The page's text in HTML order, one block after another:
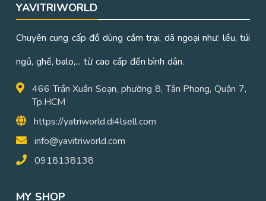
YAVITRIWORLD
Chuyên cung cấp đồ dùng cắm trại, dã ngoại như: lều, túi
ngủ, ghế, balo,... từ cao cấp đến bình dân.
466 Trần Xuân Soạn, phường 8, Tân Phong, Quận 7,
Tp.HCM
https://yatriworld.di4lsell.com
info@yavitriworld.com
0918138138
MY SHOP